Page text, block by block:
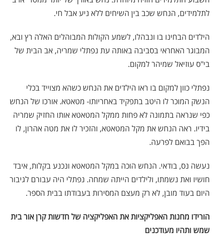
לתלמידים, הנחש שכב בין השיחים ללא ניע אבל חי.
הילדים הבחינו בו ונבהלו, לשמע הקולות המבוהלים האלה רץ ובא,
המבוגר האחראי בסביבה באותה עת נפתלי שמריה, אב הבית של
בי"ס עוזיאל שמיהר למקום.
נפתלי כוון למקום בו ראו הילדים את הנחש כשהא מצוייד בכלי
הנשק המוכר לו היטב בתפקיד באחריותו- מטאטא. אורכו של הנחש
כפי שנראה בתמונה לא פחות ממקל המטאטא אותו החזיק שמריה
בידיו. ראה הנחש את מקל המטאטא, והזכיר לו את מטה אהרון, לו
הפך בבואם לפרעה.
נעשה נס, בודאי. הנחש הוכה במקל המטאטא ונכנע בקלות, איבד
חושיו ואת נשמתו, ולילדים הייתה שמחה. נפתלי היה עבורם לגיבור
היום בעוד מובן, לא רק מעצם המסירות בעבודתו בבית הספר.
הורידו מחנות האפליקציות את האפליקציה של חדשות קרן אור בית
שמש ותהיו מעודכנים